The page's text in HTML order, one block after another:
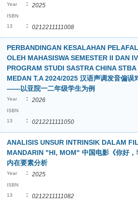
Year : 2025
ISBN
13
: 0212211111008
PERBANDINGAN KESALAHAN
OLEH MAHASISWA SEMESTER II DAN IV
PROGRAM STUDI SASTRA CHINA STBA
MEDAN T.A 2024/2025 汉语声调发音偏误
——以亚院一二年级学生为例
Year : 2026
ISBN
13
: 0212211111050
ANALISIS UNSUR INTRINSIK DALAM
MANDARIN "HI, MOM" 中国电影《你好，
内在要素分析
Year : 2025
ISBN
13
: 0212211111082